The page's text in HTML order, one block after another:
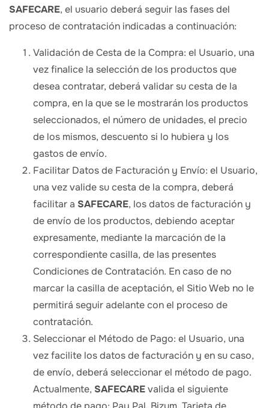
SAFECARE, el usuario deberá seguir las fases del
proceso de contratación indicadas a continuación:
Validación de Cesta de la Compra: el Usuario, una
vez finalice la selección de los productos que
desea contratar, deberá validar su cesta de la
compra, en la que se le mostrarán los productos
seleccionados, el número de unidades, el precio
de los mismos, descuento si lo hubiera y los
gastos de envío.
Facilitar Datos de Facturación y Envío: el Usuario,
una vez valide su cesta de la compra, deberá
facilitar a SAFECARE, los datos de facturación y
de envío de los productos, debiendo aceptar
expresamente, mediante la marcación de la
correspondiente casilla, de las presentes
Condiciones de Contratación. En caso de no
marcar la casilla de aceptación, el Sitio Web no le
permitirá seguir adelante con el proceso de
contratación.
Seleccionar el Método de Pago: el Usuario, una
vez facilite los datos de facturación y en su caso,
de envío, deberá seleccionar el método de pago.
Actualmente, SAFECAREvalida el siguiente